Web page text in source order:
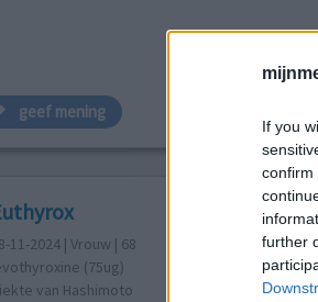
If you
confirm
further
geef mening
11-2024 | Vrouw | 68
(75ug)
van Hashimoto